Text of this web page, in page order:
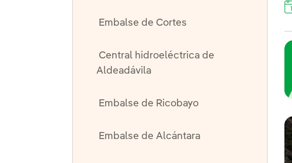
Embalse de Cortes
Central hidroeléctrica de
Aldeadávila
Embalse de Ricobayo
Embalse de Alcántara